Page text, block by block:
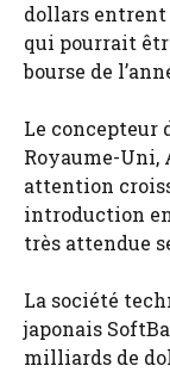
dollars entrent
qui pourrait
bourse de
Le concepteur
Royaume-Uni,
attention
introduction
très attendue
La société
japonais
milliards de